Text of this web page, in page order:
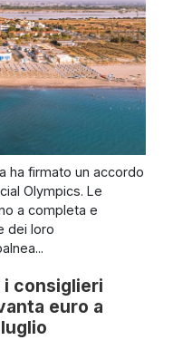
ha firmato un accordo
Olympics. Le
a completa e
dei loro
i consiglieri
euro a